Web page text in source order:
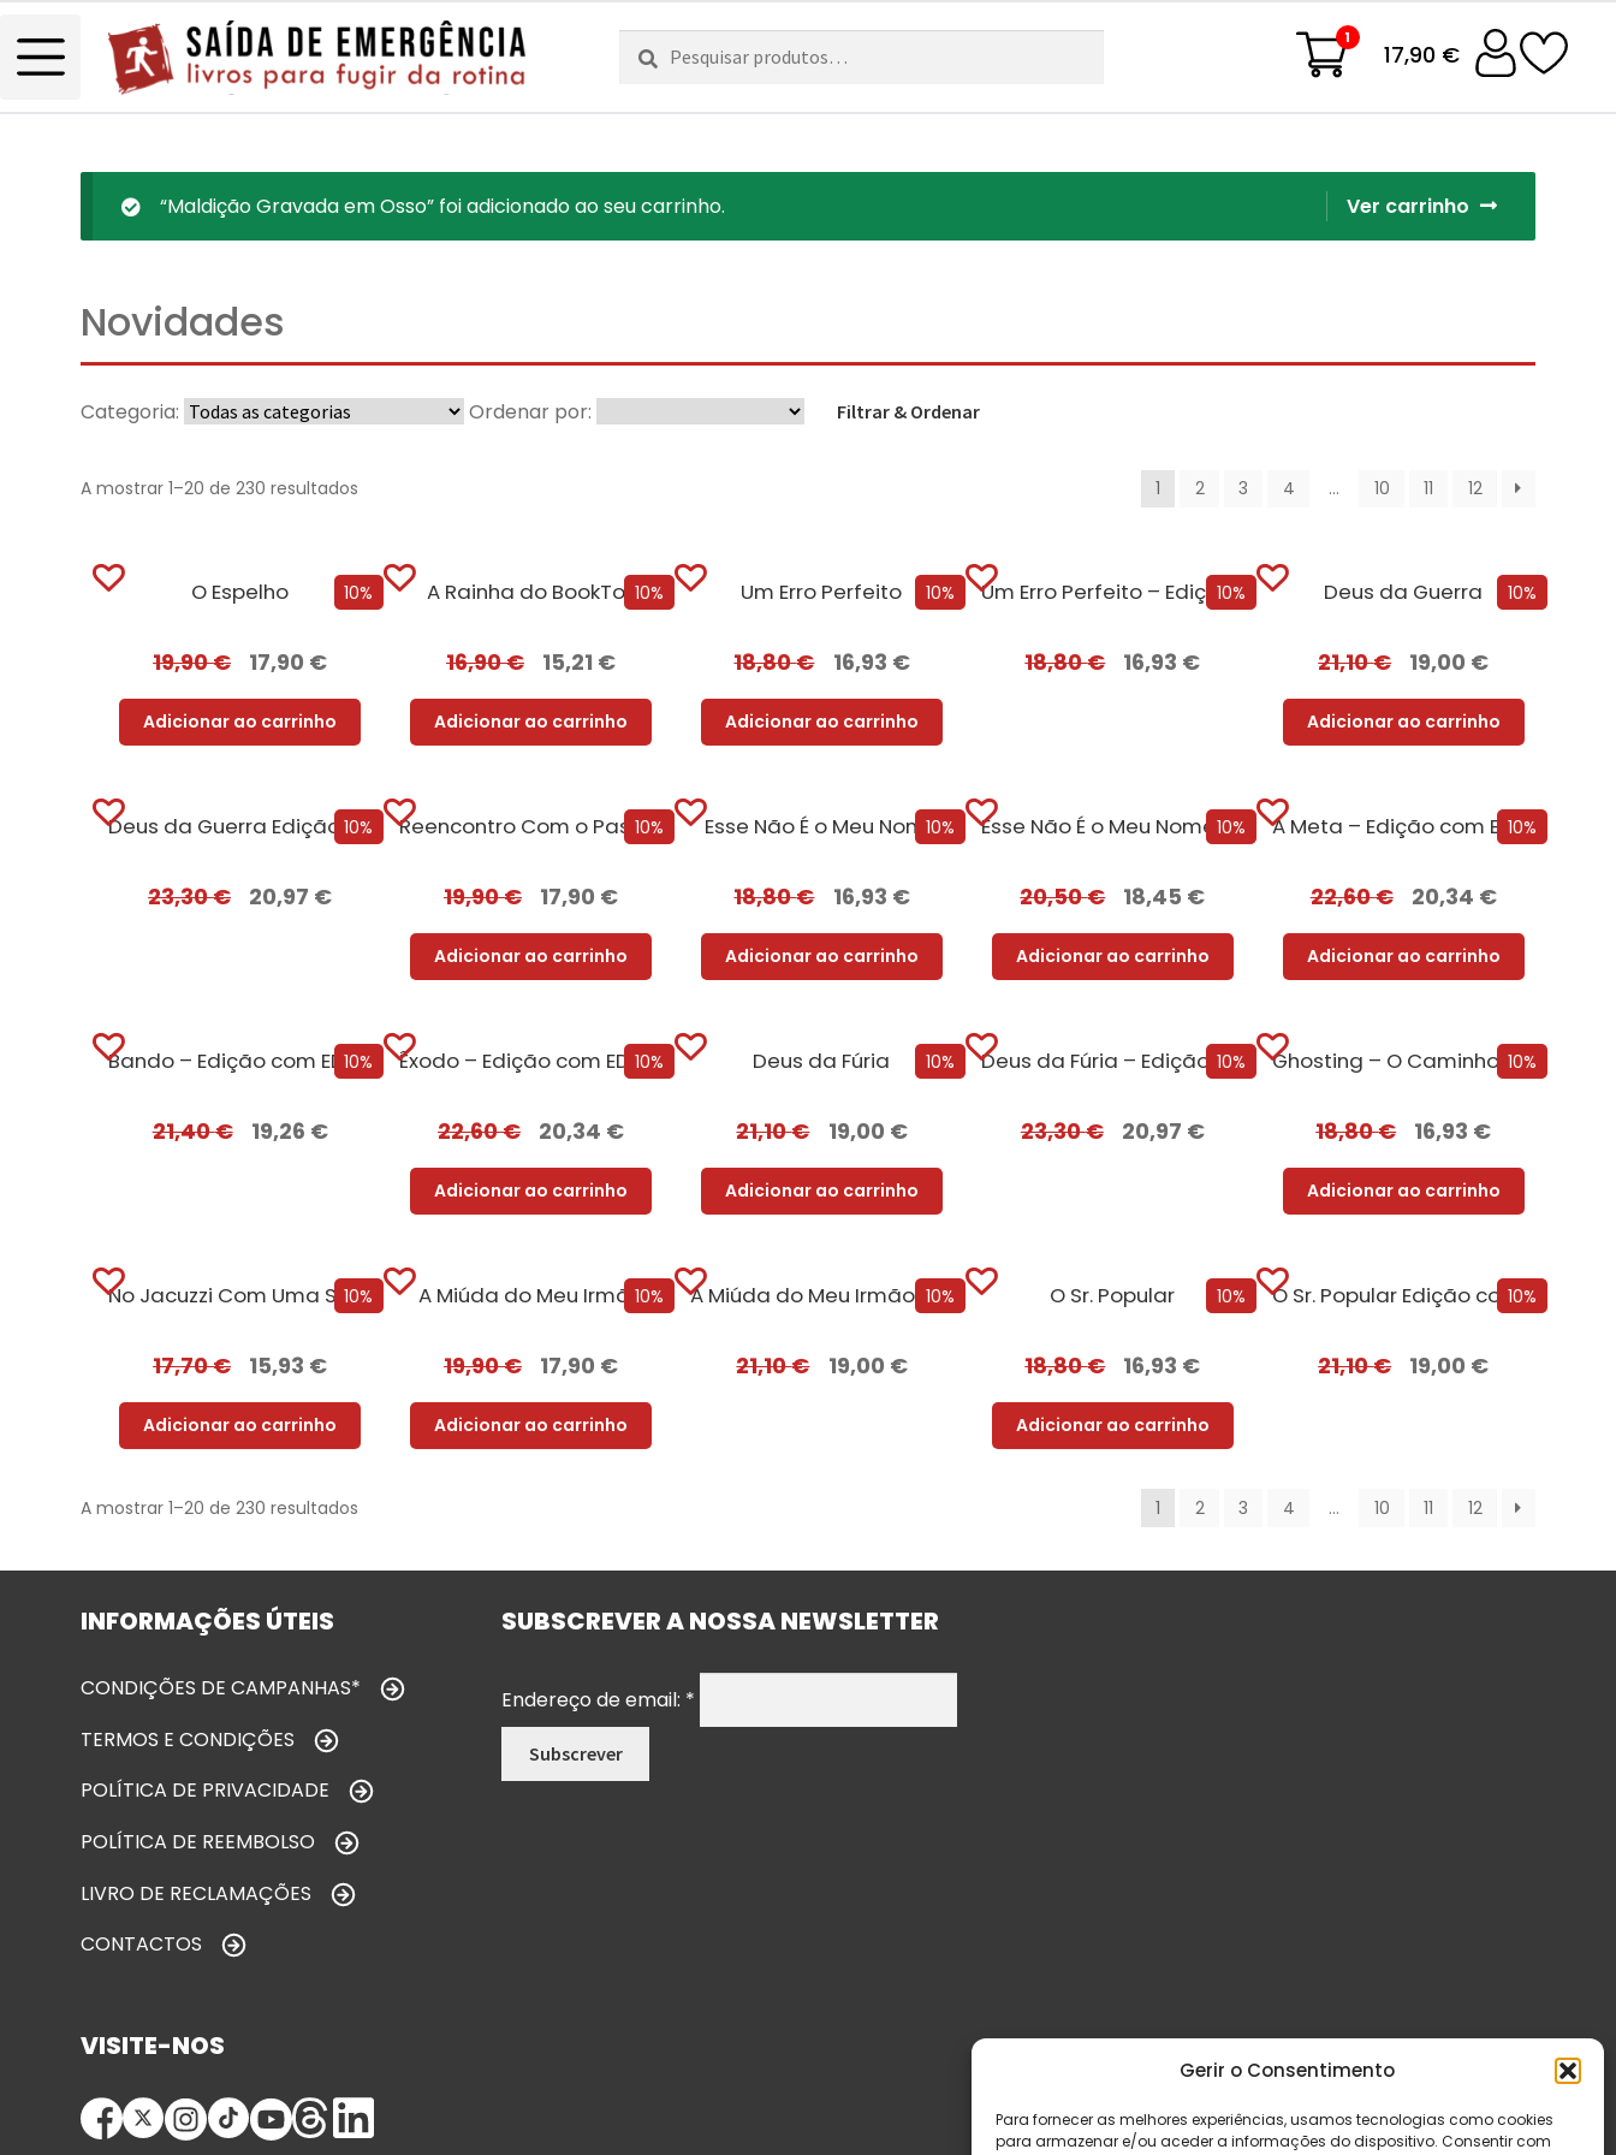
Gerir o Consentimento
Para fornecer as melhores experiências, usamos tecnologias como cookies
para armazenar e/ou aceder a informações do dispositivo. Consentir com
Pesquisar
por:
Pesquisa 1
17,90 €
Ver carrinho
“Maldição Gravada em Osso” foi adicionado ao seu carrinho.
Novidades
Categoria: Ordenar por: Filtrar & Ordenar
A mostrar 1–20 de 230 resultados 1 2 3 4 … 10 11 12
10%
O Espelho
19,90€ 17,90 €
Adicionar ao carrinho
10%
A Rainha do BookTok
16,90€ 15,21 €
Adicionar ao carrinho
10%
Um Erro Perfeito
18,80€ 16,93 €
Adicionar ao carrinho
10%
Um Erro Perfeito – Edição com EDGES
18,80€ 16,93 €
10%
Deus da Guerra
21,10€ 19,00 €
Adicionar ao carrinho
10%
Deus da Guerra Edição com EDGES
23,30€ 20,97 €
10%
Reencontro Com o Passado – [Nova Edição]
19,90€ 17,90 €
Adicionar ao carrinho
10%
Esse Não É o Meu Nome
18,80€ 16,93 €
Adicionar ao carrinho
10%
Esse Não É o Meu Nome – Edição com EDGES
20,50€ 18,45 €
Adicionar ao carrinho
10%
A Meta – Edição com EDGES
22,60€ 20,34 €
Adicionar ao carrinho
10%
Bando – Edição com EDGES
21,40€ 19,26 €
10%
Êxodo – Edição com EDGES
22,60€ 20,34 €
Adicionar ao carrinho
10%
Deus da Fúria
21,10€ 19,00 €
Adicionar ao carrinho
10%
Deus da Fúria – Edição com EDGES
23,30€ 20,97 €
10%
Ghosting – O Caminho para o Sexo
18,80€ 16,93 €
Adicionar ao carrinho
10%
No Jacuzzi Com Uma Serial Killer
17,70€ 15,93 €
Adicionar ao carrinho
10%
A Miúda do Meu Irmão
19,90€ 17,90 €
Adicionar ao carrinho
10%
A Miúda do Meu Irmão – Edição com EDGES
21,10€ 19,00 €
10%
O Sr. Popular
18,80€ 16,93 €
Adicionar ao carrinho
10%
O Sr. Popular Edição com EDGES
21,10€ 19,00 €
A mostrar 1–20 de 230 resultados 1 2 3 4 … 10 11 12
INFORMAÇÕES ÚTEIS
CONDIÇÕES DE CAMPANHAS*
TERMOS E CONDIÇÕES
POLÍTICA DE PRIVACIDADE
POLÍTICA DE REEMBOLSO
LIVRO DE RECLAMAÇÕES
CONTACTOS
SUBSCREVER A NOSSA NEWSLETTER
Endereço de email: *
VISITE-NOS